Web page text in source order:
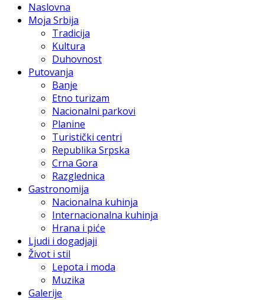
Naslovna
Moja Srbija
Tradicija
Kultura
Duhovnost
Putovanja
Banje
Etno turizam
Nacionalni parkovi
Planine
Turistički centri
Republika Srpska
Crna Gora
Razglednica
Gastronomija
Nacionalna kuhinja
Internacionalna kuhinja
Hrana i piće
Ljudi i dogadjaji
Život i stil
Lepota i moda
Muzika
Galerije